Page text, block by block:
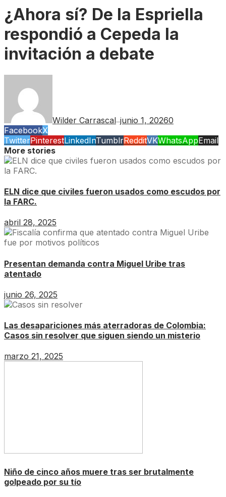
¿Ahora sí? De la Espriella
respondió a Cepeda la
invitación a debate
Wilder Carrascal—junio 1, 20260
FacebookX
TwitterPinterestLinkedInTumblrRedditVKWhatsAppEmail
More stories
ELN dice que civiles fueron usados como escudos por
la FARC.
abril 28, 2025
Presentan demanda contra Miguel Uribe tras
atentado
junio 26, 2025
Las desapariciones más aterradoras de Colombia:
Casos sin resolver que siguen siendo un misterio
marzo 21, 2025
Niño de cinco años muere tras ser brutalmente
golpeado por su tío